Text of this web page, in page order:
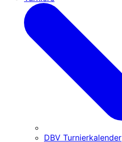
DBV Turnierkalender